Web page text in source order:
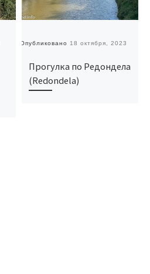
Опубликовано 18 октября, 2023
Прогулка по Редондела
(Redondela)